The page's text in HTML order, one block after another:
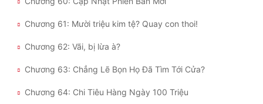
Chương 61: Mười triệu kim tệ? Quay con thoi!
Chương 62: Vãi, bị lừa à?
Chương 63: Chẳng Lẽ Bọn Họ Đã Tìm Tới Cửa?
Chương 64: Chi Tiêu Hàng Ngày 100 Triệu